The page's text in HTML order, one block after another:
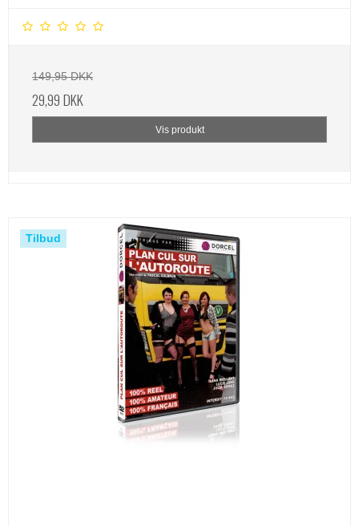
149,95 DKK
29,99 DKK
Vis produkt
Tilbud